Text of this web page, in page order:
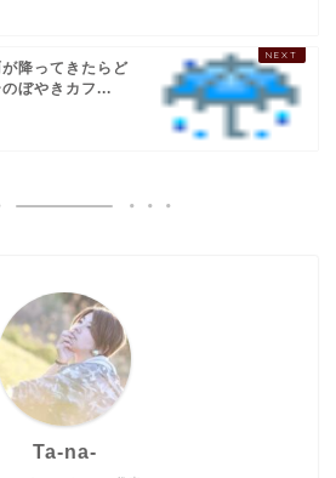
降ってきたらど
ぼやきカフ...
Ta-na-